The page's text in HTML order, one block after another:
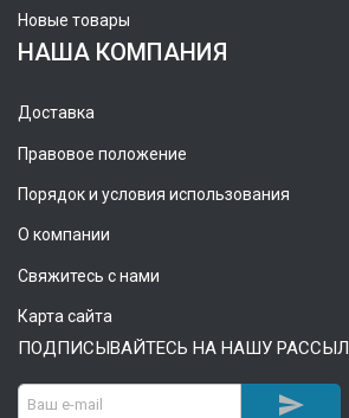
Новые товары
НАША КОМПАНИЯ
Доставка
Правовое положение
Порядок и условия использования
О компании
Свяжитесь с нами
Карта сайта
ПОДПИСЫВАЙТЕСЬ НА НАШУ
